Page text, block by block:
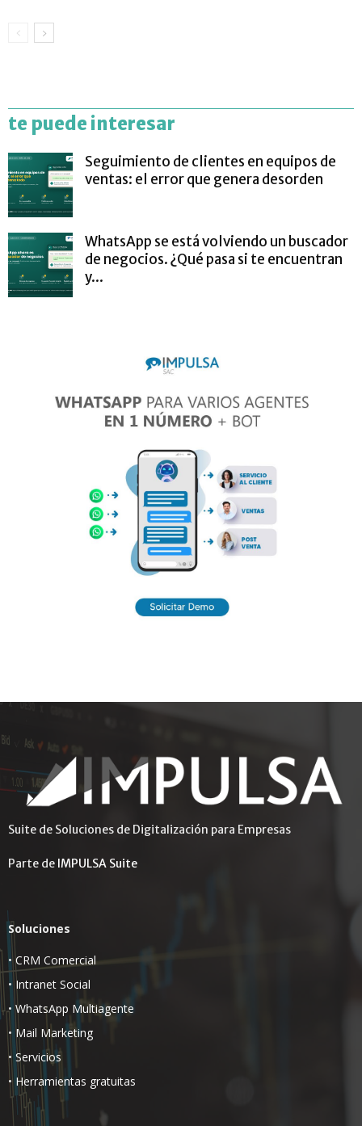
te puede interesar
Seguimiento de clientes en equipos de
ventas: el error que genera desorden
WhatsApp se está volviendo un buscador
de negocios. ¿Qué pasa si te encuentran
y...
Suite de Soluciones de Digitalización para Empresas
Parte de IMPULSA Suite
Soluciones
•CRM Comercial
• Intranet Social
• WhatsApp Multiagente
• Mail Marketing
• Servicios
• Herramientas gratuitas